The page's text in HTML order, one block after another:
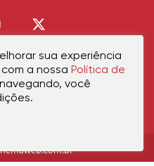
de CookiesContato
sua experiência
a nossa Política de
você